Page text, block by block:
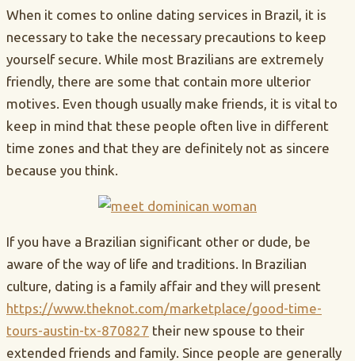
When it comes to online dating services in Brazil, it is
necessary to take the necessary precautions to keep
yourself secure. While most Brazilians are extremely
friendly, there are some that contain more ulterior
motives. Even though usually make friends, it is vital to
keep in mind that these people often live in different
time zones and that they are definitely not as sincere
because you think.
If you have a Brazilian significant other or dude, be
aware of the way of life and traditions. In Brazilian
culture, dating is a family affair and they will present
https://www.theknot.com/marketplace/good-time-
tours-austin-tx-870827 their new spouse to their
extended friends and family. Since people are generally